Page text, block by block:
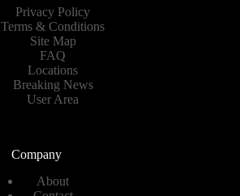
Privacy Policy
Terms & Conditions
Site Map
FAQ
Locations
Breaking News
User Area
Company
About